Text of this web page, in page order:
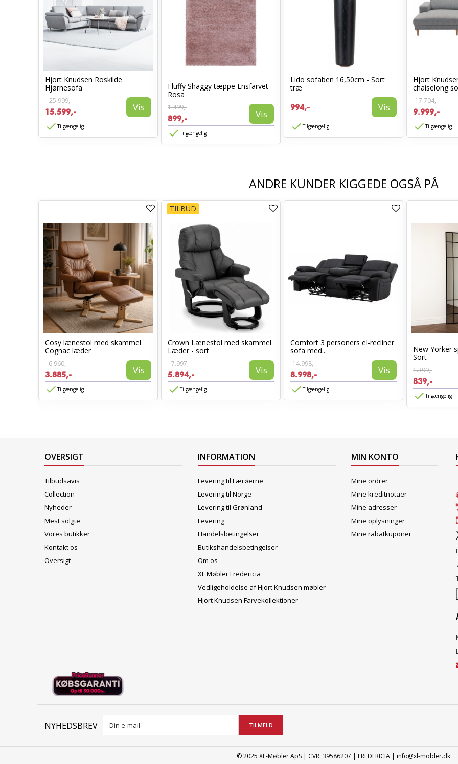
Hjort Knudsen Roskilde
Hjørnesofa
25.999,-
15.599,- Vis
Tilgængelig
Fluffy Shaggy tæppe Ensfarvet -
Rosa
1.499,-
899,- Vis
Tilgængelig
Lido sofaben 16,50cm - Sort
træ
994,- Vis
Tilgængelig
Hjort
chaiselong
17.704,-
9.999,-
Tilgængelig
ANDRE KUNDER KIGGEDE OGSÅ PÅ
Cosy lænestol med skammel
Cognac læder
6.960,-
3.885,- Vis
Tilgængelig
TILBUD
Crown Lænestol med skammel
Læder - sort
7.997,-
5.894,- Vis
Tilgængelig
Comfort 3 personers el-recliner
sofa med...
14.998,-
8.998,- Vis
Tilgængelig
New Yorker
Sort
1.399,-
839,-
Tilgængelig
OVERSIGT
Tilbudsavis
Collection
Nyheder
Mest solgte
Vores butikker
Kontakt os
Oversigt
INFORMATION
Levering til Færøerne
Levering til Norge
Levering til Grønland
Levering
Handelsbetingelser
Butikshandelsbetingelser
Om os
XL Møbler Fredericia
Vedligeholdelse af Hjort Knudsen møbler
Hjort Knudsen Farvekollektioner
© 2025 XL-Møbler ApS | CVR: 39586207 | FREDERICIA | info@xl-mobler.dk
MIN KONTO
Mine ordrer
Mine kreditnotaer
Mine adresser
Mine oplysninger
Mine rabatkuponer
NYHEDSBREV TILMELD